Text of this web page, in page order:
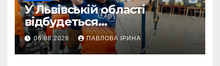
У Львівській області
відбудеться
мультиспортивний табір
ГАРТ 2026 – як долучитися
ветеранам
06.08.2026 ПАВЛОВА ІРИНА